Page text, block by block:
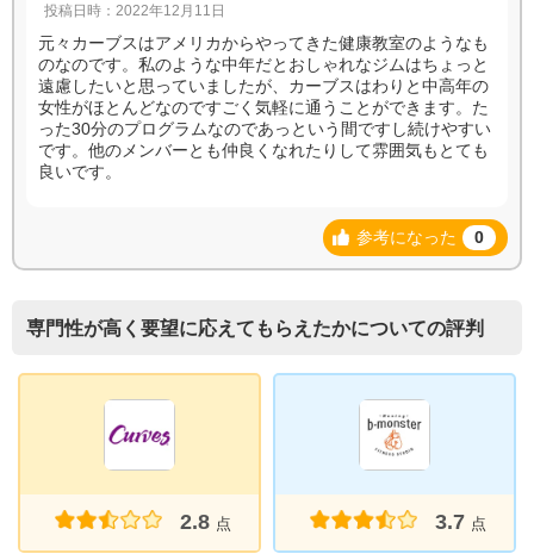
投稿日時：2022年12月11日
元々カーブスはアメリカからやってきた健康教室のようなも
のなのです。私のような中年だとおしゃれなジムはちょっと
遠慮したいと思っていましたが、カーブスはわりと中高年の
女性がほとんどなのですごく気軽に通うことができます。た
った30分のプログラムなのであっという間ですし続けやすい
です。他のメンバーとも仲良くなれたりして雰囲気もとても
良いです。
参考になった 0
専門性が高く要望に応えてもらえたかについての評判
2.8 点 3.7 点